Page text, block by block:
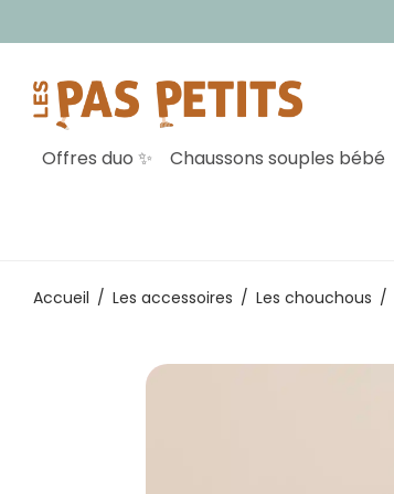
Offres duo ✨ Chaussons souples bébé
Accueil / Les accessoires / Les chouchous /